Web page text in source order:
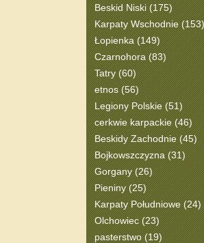
Beskid Niski (175)
Karpaty Wschodnie (153)
Łopienka (149)
Czarnohora (83)
Tatry (60)
etnos (56)
Legiony Polskie (51)
cerkwie karpackie (46)
Beskidy Zachodnie (45)
Bojkowszczyzna (31)
Gorgany (26)
Pieniny (25)
Karpaty Południowe (24)
Olchowiec (23)
pasterstwo (19)